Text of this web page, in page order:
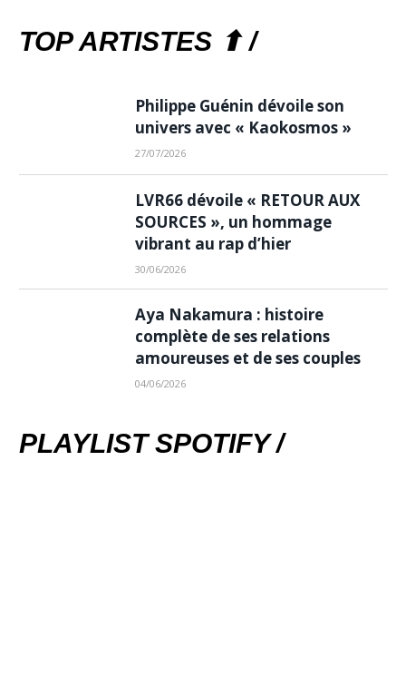
TOP ARTISTES ⬆ /
Philippe Guénin dévoile son
univers avec « Kaokosmos »
27/07/2026
LVR66 dévoile « RETOUR AUX
SOURCES », un hommage
vibrant au rap d’hier
30/06/2026
Aya Nakamura : histoire
complète de ses relations
amoureuses et de ses couples
04/06/2026
PLAYLIST SPOTIFY /